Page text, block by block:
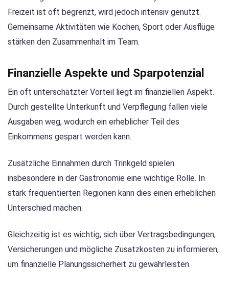
Freizeit ist oft begrenzt, wird jedoch intensiv genutzt.
Gemeinsame Aktivitäten wie Kochen, Sport oder Ausflüge
stärken den Zusammenhalt im Team.
Finanzielle Aspekte und Sparpotenzial
Ein oft unterschätzter Vorteil liegt im finanziellen Aspekt.
Durch gestellte Unterkunft und Verpflegung fallen viele
Ausgaben weg, wodurch ein erheblicher Teil des
Einkommens gespart werden kann.
Zusätzliche Einnahmen durch Trinkgeld spielen
insbesondere in der Gastronomie eine wichtige Rolle. In
stark frequentierten Regionen kann dies einen erheblichen
Unterschied machen.
Gleichzeitig ist es wichtig, sich über Vertragsbedingungen,
Versicherungen und mögliche Zusatzkosten zu informieren,
um finanzielle Planungssicherheit zu gewährleisten.